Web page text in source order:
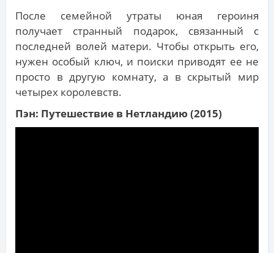
После семейной утраты юная героиня
получает странный подарок, связанный с
последней волей матери. Чтобы открыть его,
нужен особый ключ, и поиски приводят ее не
просто в другую комнату, а в скрытый мир
четырех королевств.
Пэн: Путешествие в Нетландию (2015)